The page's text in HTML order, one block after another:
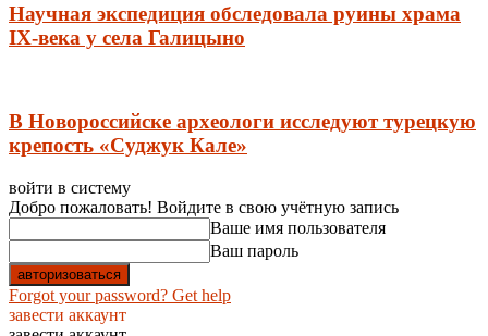
Научная экспедиция обследовала руины храма
IX-века у села Галицыно
В Новороссийске археологи исследуют турецкую
крепость «Суджук Кале»
войти в систему
Добро пожаловать! Войдите в свою учётную запись
Ваше имя пользователя
Ваш пароль
Forgot your password? Get help
завести аккаунт